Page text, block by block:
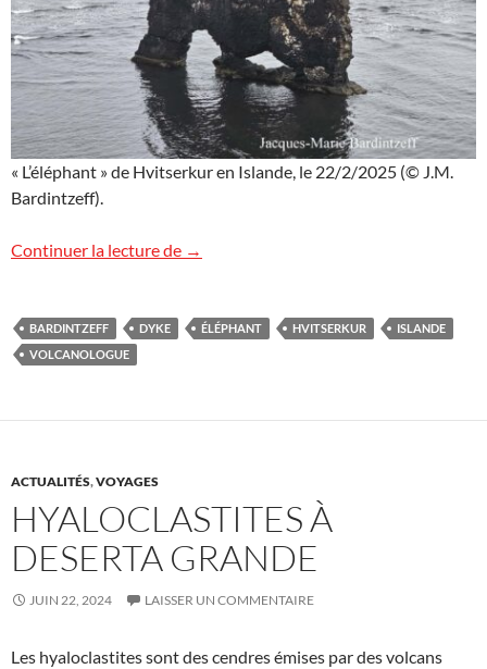
« L’éléphant » de Hvitserkur en Islande, le 22/2/2025 (© J.M.
Bardintzeff).
Continuer la lecture de L’éléphant de Hvitserkur en Islande
→
BARDINTZEFF DYKE ÉLÉPHANT HVITSERKUR
ISLANDE
VOLCANOLOGUE
ACTUALITÉS,VOYAGES
HYALOCLASTITES À
DESERTA GRANDE
JUIN 22, 2024 LAISSER UN COMMENTAIRE
Les hyaloclastites sont des cendres émises par des volcans